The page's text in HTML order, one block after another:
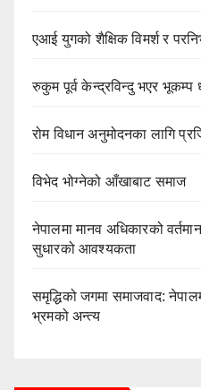
एआई युगको शैक्षिक विमर्श र
रुकुम पूर्व केन्द्रविन्दु भएर भूकम्प
रोम विधान अनुमोदनका लागि
विभेद भोग्नेको आँखाबाट समाज
नेपालमा मानव अधिकारको
सुधारको आवश्यकता
समृद्धिको जगमा समाजवाद:
भ्रमको अन्त्य